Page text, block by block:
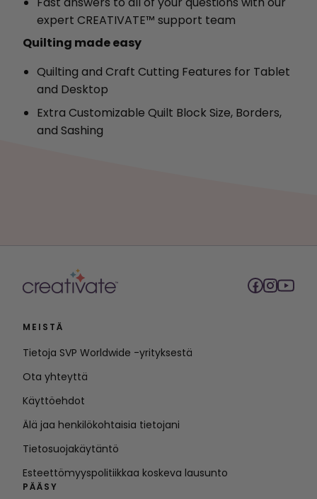
expert CREATIVATE™ support team
Quilting made easy
Quilting and Craft Cutting Features for Tablet
and Desktop
Extra Customizable Quilt Block Size, Borders,
and Sashing
MEISTÄ
Tietoja SVP Worldwide -yrityksestä
Ota yhteyttä
Käyttöehdot
Älä jaa henkilökohtaisia tietojani
Tietosuojakäytäntö
Esteettömyyspolitiikkaa koskeva lausunto
PÄÄSY